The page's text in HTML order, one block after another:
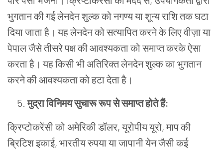
भुगतान की गई लेनदेन शुल्क को नगण्य या शून्य राशि तक घटा
दिया जाता है। यह लेनदेन को सत्यापित करने के लिए वीज़ा या
पेपाल जैसे तीसरे पक्ष की आवश्यकता को समाप्त करके ऐसा
करता है। यह किसी भी अतिरिक्त लेनदेन शुल्क का भुगतान
करने की आवश्यकता को हटा देता है।
मुद्राविनिमयसुचारूरूपसेसमाप्तहोतेहैं:
क्रिप्टोकरेंसी को अमेरिकी डॉलर, यूरोपीय यूरो, माप की
ब्रिटिश इकाई, भारतीय रुपया या जापानी येन जैसी कई